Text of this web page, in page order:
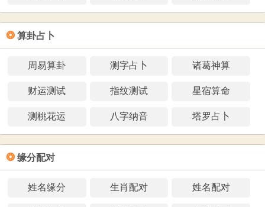
❂ 算卦占卜
周易算卦 测字占卜 诸葛神算
财运测试 指纹测试 星宿算命
测桃花运 八字纳音 塔罗占卜
❂ 缘分配对
姓名缘分 生肖配对 姓名配对